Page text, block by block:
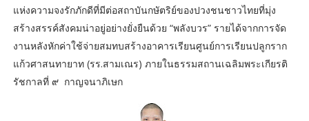
แห่งความจงรักภักดีที่มีต่อสถาบันกษัตริย์ของปวงชนชาวไทยที่มุ่ง
สร้างสรรค์สังคมน่าอยู่อย่างยั่งยืนด้วย “พลังบวร” รายได้จากการจัด
งานหลังหักค่าใช้จ่ายสมทบสร้างอาคารเรียนศูนย์การเรียนปลูกราก
แก้วศาสนทายาท (รร.สามเณร) ภายในธรรมสถานเฉลิมพระเกียรติ
รัชกาลที่ ๙ กาญจนาภิเษก